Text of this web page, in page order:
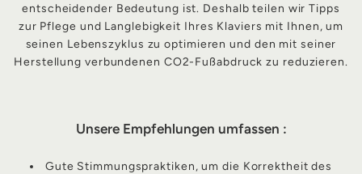
entscheidender Bedeutung ist. Deshalb teilen wir Tipps
zur Pflege und Langlebigkeit Ihres Klaviers mit Ihnen, um
seinen Lebenszyklus zu optimieren und den mit seiner
Herstellung verbundenen CO2-Fußabdruck zu reduzieren.
Unsere Empfehlungen umfassen :
Gute Stimmungspraktiken, um die Korrektheit des